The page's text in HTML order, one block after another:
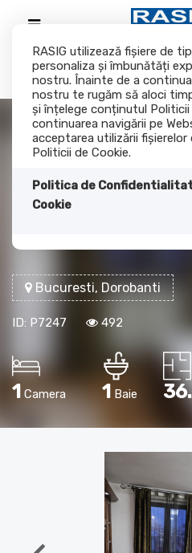
RASIG utilizează fişiere de
personaliza și îmbunătăți
nostru. Înainte de a
nostru te rugăm să aloci
și înțelege conținutul Politicii
continuarea navigării pe
acceptarea utilizării
Politicii de Cookie.
Politica de
Cookie
Inchiriere
zona P-ta
Bucuresti, Dorobanti
ID: P7247 492
1 Camera 1 Baie